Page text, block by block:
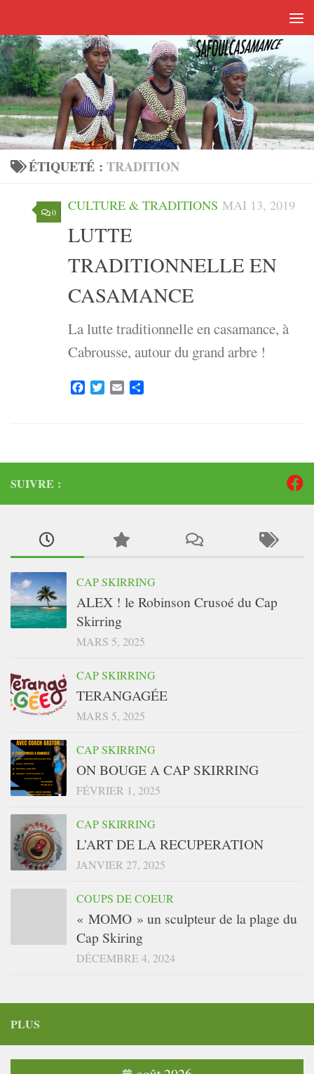
ÉTIQUETÉ :TRADITION
0 CULTURE & TRADITIONS MAI 13, 2019
LUTTE
TRADITIONNELLE EN
CASAMANCE
La lutte traditionnelle en casamance, à
Cabrousse, autour du grand arbre !
FacebookTwitterEmail
SUIVRE :
CAP SKIRRING
ALEX ! le Robinson Crusoé du Cap
Skirring
MARS 5, 2025
CAP SKIRRING
TERANGAGÉE
MARS 5, 2025
CAP SKIRRING
ON BOUGE A CAP SKIRRING
FÉVRIER 1, 2025
CAP SKIRRING
L’ART DE LA RECUPERATION
JANVIER 27, 2025
COUPS DE COEUR
« MOMO » un sculpteur de la plage du
Cap Skiring
DÉCEMBRE 4, 2024
PLUS